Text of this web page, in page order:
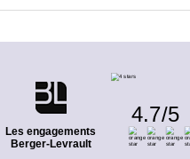
Les engagements
Berger-Levrault
4.7/5